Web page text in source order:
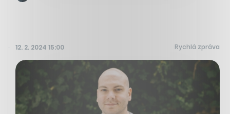
12. 2. 2024 15:00 Rychlá zpráva